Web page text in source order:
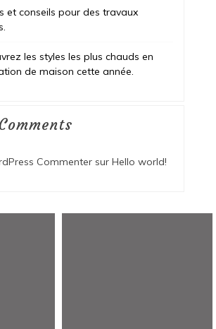
et conseils pour des travaux
les styles les plus chauds en
de maison cette année.
Commentersur Hello world!